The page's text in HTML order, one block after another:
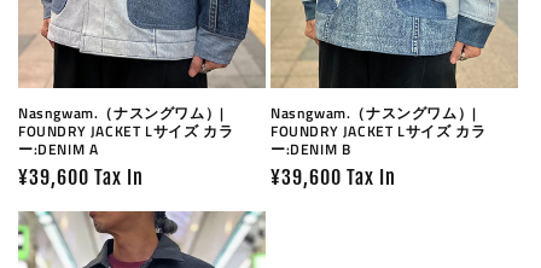
Nasngwam.（ナスングワム）|
FOUNDRY JACKET Lサイズ カラ
ー:DENIM A
Prix
¥39,600 Tax In
Nasngwam.（ナスングワム）|
FOUNDRY JACKET Lサイズ カラ
ー:DENIM B
Prix
¥39,600 Tax In